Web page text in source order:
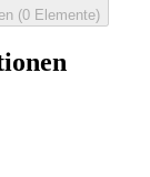
(0 Elemente)